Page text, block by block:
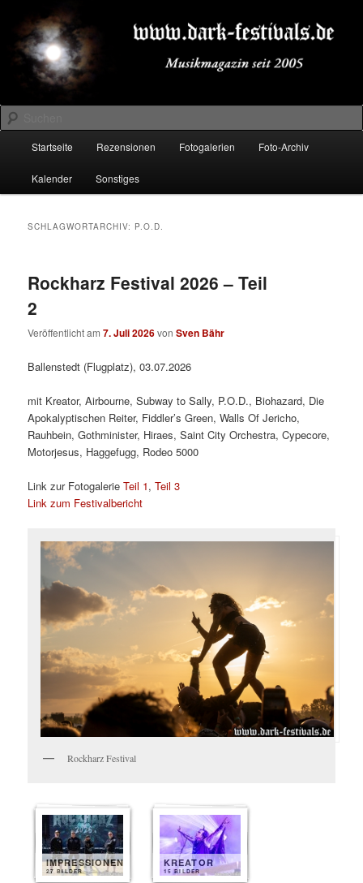
primären
Inhalt
springen
sekundären
Inhalt
springenDARK-FESTIVALS.DE
Suchen
Startseite Rezensionen Fotogalerien Foto-Archiv
Kalender Sonstiges
SCHLAGWORTARCHIV: P.O.D.
Rockharz Festival 2026 – Teil
2
Veröffentlicht am7. Juli 2026vonSven Bähr
Ballenstedt (Flugplatz), 03.07.2026
mit Kreator, Airbourne, Subway to Sally, P.O.D., Biohazard, Die
Apokalyptischen Reiter, Fiddler’s Green, Walls Of Jericho,
Rauhbein, Gothminister, Hiraes, Saint City Orchestra, Cypecore,
Motorjesus, Haggefugg, Rodeo 5000
Link zur FotogalerieTeil 1,Teil 3
Link zum Festivalbericht
Rockharz Festival
IMPRESSIONEN
27 BILDER
KREATOR
15 BILDER